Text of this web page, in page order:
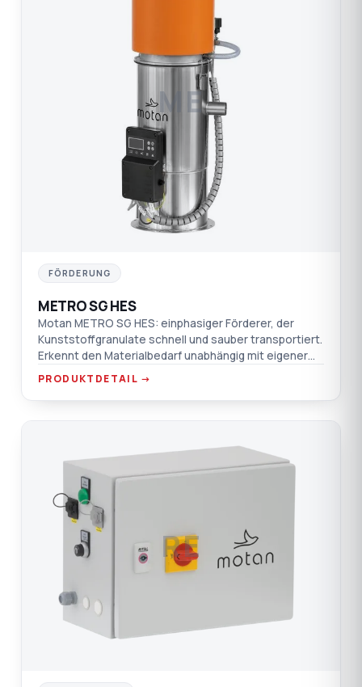
ME
FÖRDERUNG
METRO SG HES
Motan METRO SG HES: einphasiger Förderer, der
Kunststoffgranulate schnell und sauber transportiert.
Erkennt den Materialbedarf unabhängig mit eigener
Steuerung; bürstenloser Motor, leise.
PRODUKTDETAIL →
RE